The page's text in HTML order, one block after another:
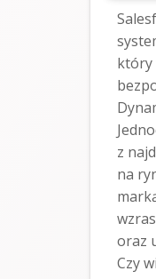
który
z
na
oraz
Czy